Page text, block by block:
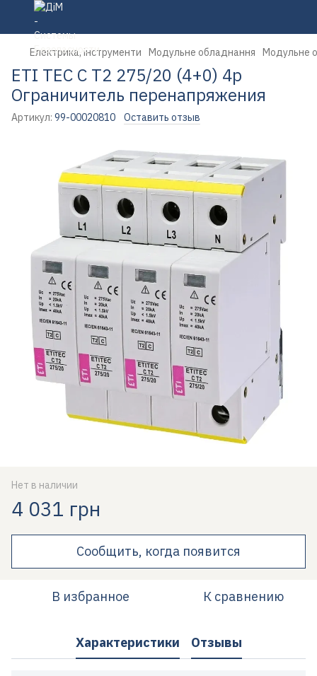
Електрика, інструменти Модульне обладнання Модульне
ETI TEC C T2 275/20 (4+0) 4p
Ограничитель перенапряжения
Артикул: 99-00020810 Оставить отзыв
Нет в наличии
4 031 грн
Сообщить, когда появится
В избранное К сравнению
Характеристики Отзывы